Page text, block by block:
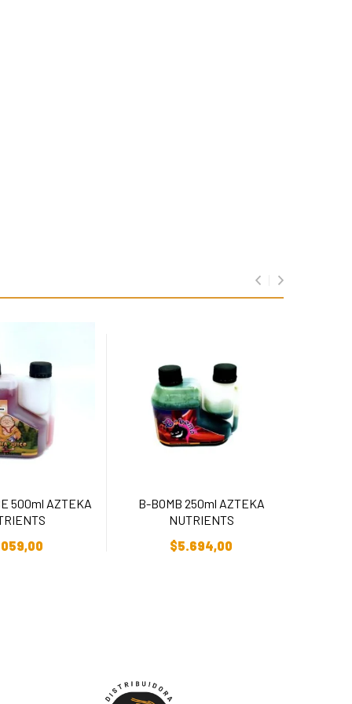
500ml AZTEKA
B-BOMB 250ml AZTEKA
NUTRIENTS
$5.694,00